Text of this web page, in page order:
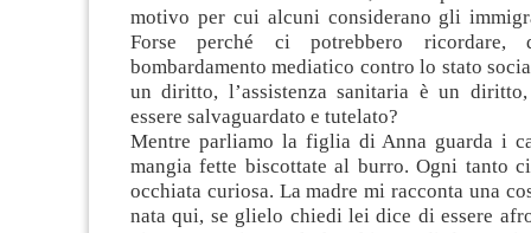
motivo per cui alcuni considerano gli
Forse perché ci potrebbero
bombardamento mediatico contro lo stato
un diritto, l’assistenza sanitaria è un
essere salvaguardato e tutelato?
Mentre parliamo la figlia di Anna guarda i
mangia fette biscottate al burro. Ogni tanto
occhiata curiosa. La madre mi racconta una
nata qui, se glielo chiedi lei dice di essere